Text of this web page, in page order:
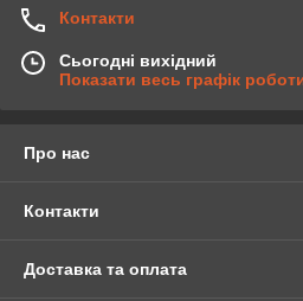
Контакти
Сьогодні вихідний
Показати весь графік
Про нас
Контакти
Доставка та оплата